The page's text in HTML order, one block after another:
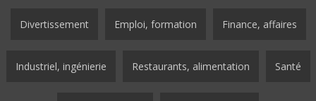
Divertissement Emploi, formation Finance, affaires
Industriel, ingénierie Restaurants, alimentation Santé